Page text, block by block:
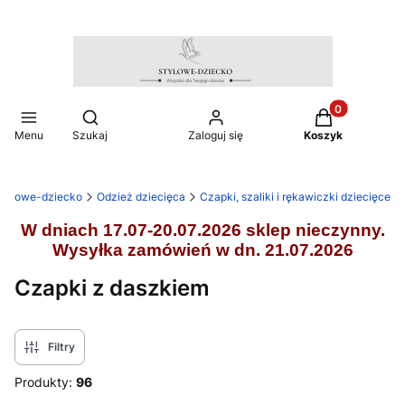
Menu
Otwórz wyszukiwarkę
Szukaj Zaloguj się
Produkty w
Koszyk
dziecko Odzież dziecięca Czapki, szaliki i rękawiczki dziecięce
W dniach 17.07-20.07.2026 sklep nieczynny.
Wysyłka zamówień w dn. 21.07.2026
Czapki z daszkiem
Filtry
Produkty: 96